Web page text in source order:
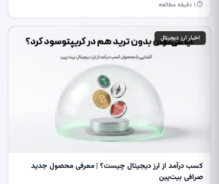
⏱ ۱ دقیقه مطالعه
اخبار ارز دیجیتال
کسب درآمد از ارز دیجیتال چیست؟ | معرفی محصول جدید
صرافی بیت‌پین